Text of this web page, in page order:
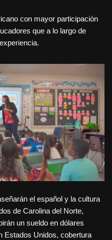
con mayor participación
que a lo largo de
el español y la cultura
de Carolina del Norte,
un sueldo en dólares
Estados Unidos, cobertura